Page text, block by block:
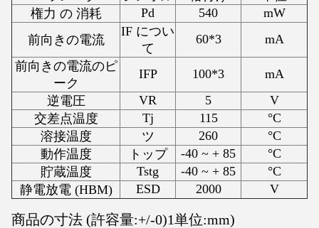
権力 の 消耗
Pd 540
mW
前向きの電流
IF につい
て
60*3
mA
前向きの電流のピ
ーク
IFP 100*3
mA
逆電圧
VR 5
V
交差点温度
Tj 115
°C
溶接温度
ツ 260
°C
動作温度
トップ -40 ~ + 85
°C
貯蔵温度
Tstg -40 ~ + 85
°C
静電放電 (HBM)
ESD 2000 V
商品の寸法 (許容量:+/-0)1単位:mm)